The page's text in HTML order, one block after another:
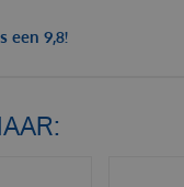
een 9,8!